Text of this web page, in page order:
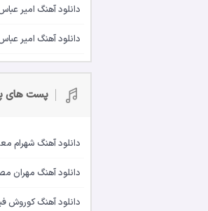
دانلود آهنگ امیر
دانلود آهنگ امیر
پست های
دانلود آهنگ شهرام
دانلود آهنگ مهران
دانلود آهنگ کوروش